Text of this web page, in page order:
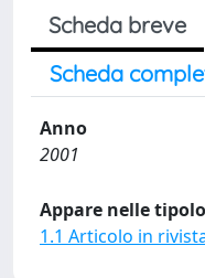
Scheda breve
Scheda
Anno
2001
Appare nelle
1.1 Articolo in